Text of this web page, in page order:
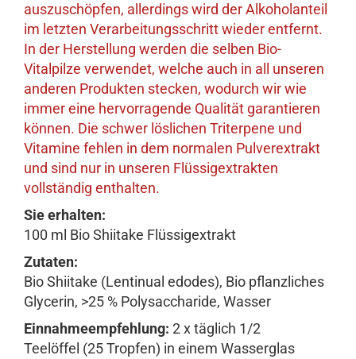
auszuschöpfen, allerdings wird der Alkoholanteil
im letzten Verarbeitungsschritt wieder entfernt.
In der Herstellung werden die selben Bio-
Vitalpilze verwendet, welche auch in all unseren
anderen Produkten stecken, wodurch wir wie
immer eine hervorragende Qualität garantieren
können. Die schwer löslichen Triterpene und
Vitamine fehlen in dem normalen Pulverextrakt
und sind nur in unseren Flüssigextrakten
vollständig enthalten.
Sie erhalten:
100 ml Bio Shiitake Flüssigextrakt
Zutaten:
Bio Shiitake (Lentinual edodes), Bio pflanzliches
Glycerin, >25 % Polysaccharide, Wasser
Einnahmeempfehlung: 2 x täglich 1/2
Teelöffel (25 Tropfen) in einem Wasserglas